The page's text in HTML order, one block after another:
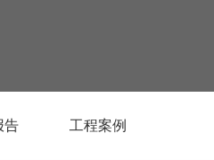
告 工程案例